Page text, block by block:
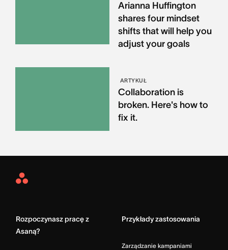
Arianna Huffington
shares four mindset
shifts that will help you
adjust your goals
ARTYKUŁ
Collaboration is
broken. Here's how to
fix it.
Asana
Rozpoczynasz pracę z
Asaną?
Przykłady zastosowania
Zarządzanie kampaniami